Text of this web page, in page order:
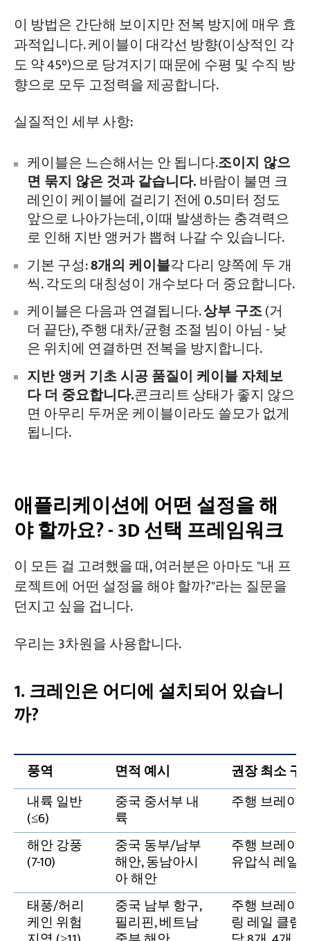
이 방법은 간단해 보이지만 전복 방지에 매우 효
과적입니다. 케이블이 대각선 방향(이상적인 각
도 약 45°)으로 당겨지기 때문에 수평 및 수직 방
향으로 모두 고정력을 제공합니다.
실질적인 세부 사항:
케이블은 느슨해서는 안 됩니다.조이지 않으
면 묶지 않은 것과 같습니다.바람이 불면 크
레인이 케이블에 걸리기 전에 0.5미터 정도
앞으로 나아가는데, 이때 발생하는 충격력으
로 인해 지반 앵커가 뽑혀 나갈 수 있습니다.
기본 구성:8개의 케이블각 다리 양쪽에 두 개
씩. 각도의 대칭성이 개수보다 더 중요합니다.
케이블은 다음과 연결됩니다.상부 구조(거
더 끝단), 주행 대차/균형 조절 빔이 아님 - 낮
은 위치에 연결하면 전복을 방지합니다.
지반 앵커 기초 시공 품질이 케이블 자체보
다 더 중요합니다.콘크리트 상태가 좋지 않으
면 아무리 두꺼운 케이블이라도 쓸모가 없게
됩니다.
애플리케이션에 어떤 설정을 해
야 할까요? - 3D 선택 프레임워크
이 모든 걸 고려했을 때, 여러분은 아마도 "내 프
로젝트에 어떤 설정을 해야 할까?"라는 질문을
던지고 싶을 겁니다.
우리는 3차원을 사용합니다.
1. 크레인은 어디에 설치되어 있습니
까?
풍역 면적 예시
권장 최소 구
내륙 일반
(≤6)
중국 중서부 내
륙
주행 브레이
해안 강풍
(7-10)
중국 동부/남부
해안, 동남아시
아 해안
주행 브레이
유압식 레일
태풍/허리
케인 위험
중국 남부 항구,
필리핀, 베트남
주행 브레이
링 레일 클램